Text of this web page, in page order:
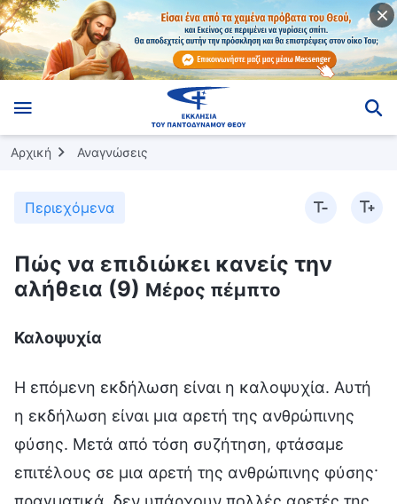
Αρχική Αναγνώσεις
Περιεχόμενα
Πώς να επιδιώκει κανείς την
αλήθεια (9) Μέρος πέμπτο
Καλοψυχία
Η επόμενη εκδήλωση είναι η καλοψυχία. Αυτή η εκδήλωση είναι μια αρετή της ανθρώπινης φύσης. Μετά από τόση συζήτηση, φτάσαμε επιτέλους σε μια αρετή της ανθρώπινης φύσης· πραγματικά, δεν υπάρχουν πολλές αρετές της ανθρώπινης φύσης. Η καλοψυχία είναι ένα είδος αρετής της ανθρώπινης φύσης. Εφόσον πρόκειται για αρετή, πρέπει να μιλήσουμε λεπτομερώς γι’ αυτήν, επειδή οι περισσότεροι άνθρωποι δεν διαθέτουν τις εκδηλώσεις των λίγων αρετών της ανθρώπινης φύσης που μπορούν να έχουν οι άνθρωποι. Ας ρίξουμε, λοιπόν, μια ματιά· πού έγκεινται οι αρετές της καλοψυχίας; (Καλοψυχία σημαίνει να είναι κάποιος σχετικά αυθεντικός. Όταν χειρίζεται πράγματα, οι άλλοι νιώθουν σχετικά καθησυχασμένοι. Κουβαλάει ένα φορτίο για να χειριστεί καλά τις εργασίες που του εμπιστεύονται οι άλλοι.) (Οι καλόψυχοι άνθρωποι έχουν σχετικά καλή ηθική διαγωγή, λαμβάνουν υπόψη τους άλλους και σκέφτονται για λογαριασμό των άλλων.) Σκέφτονται για λογαριασμό των άλλων· τι ευγενής στάση! Τέτοιοι άνθρωποι είναι ευγενείς· είναι όμως τόσο ευγενές πράγμα η καλοψυχία; (Όχι.) Πολύ απλά, καλοψυχία έχει ένας άνθρωπος όταν οι σκέψεις του δεν είναι πολύ περίπλοκες, αλλά είναι σχετικά απλές και δεν είναι ύπουλες· όταν είναι γενναιόδωρος και δεν είναι σκληρός απέναντι στους άλλους, ενώ στις αλληλεπιδράσεις του μαζί τους, δεν υπολογίζει προσωπικά κέρδη και απώλειες. Κάποιος τον προσβάλλει κι εκείνος εκνευρίζεται για λίγο, αλλά έπειτα σκέφτεται: «Ξέχνα το» και παύει ν’ ασχολείται με το ζήτημα. Κάποιος του χρωστάει λεφτά για πολύ καιρό χωρίς να του τα ξεπληρώνει, κι εκείνος συλλογίζεται το εξής: «Είναι ντροπή να του ζητήσω να πληρώσει. Άλλωστε, περνάει δύσκολα, κι εκείνη την περίοδο εγώ ήμουν σε καλύτερη οικονομική κατάσταση από αυτόν. Δάνεισα τα χρήματα κι αυτό είναι όλο. Θα θεωρήσω ότι βοήθησα έναν φτωχό και τέλος». Όπως βλέπεις, οι σκέψεις του δείχνουν σχετική μεγαλοψυχία και ανεκτικότητα. Για παράδειγμα, όταν οι άλλοι τον παρεξηγούν, δεν τον πειράζει και δεν υπερασπίζεται τον εαυτό του. Όταν οι άλλοι τον κρίνουν και τον αποκαλούν ανόητο, δεν τον νοιάζει. Όταν κάνει το καθήκον του, δεν νιώθει ότι είναι κουραστικό, ενώ κάνει και πράγματα που οι άλλοι δεν είναι πρόθυμοι να κάνουν. Κάποιος τον κοροϊδεύει, λέγοντας: «Όλοι οι άλλοι ξεκουράζονται· γιατί, λοιπόν, εσύ εργάζεσαι ακόμη;» Εκείνος απαντάει: «Τι πειράζει να κάνω λίγη περισσότερη δουλειά; Δεν με εξαντλεί. Μα είναι όντως δυνατόν να εξαντληθεί κανείς απ’ τη δουλειά; Δεν πειράζει αν δεν το κάνουν άλλοι. Εφόσον εγώ μπορώ να το κάνω, θα κάνω λίγη περισσότερη δουλειά». Δεν μεγαλοποιεί τέτοια ζητήματα, κι αναλαμβάνει δράση για να κάνει το έργο. Δεν δίνει μεγάλη σημασία στα κέρδη και τις απώλειες ούτε ασχολείται ιδιαίτερα με την υπόληψη ή τη θέση. Ακόμη κι όταν υφίσταται ο ίδιος απώλειες, δεν το αναφέρει. Όταν οι άλλοι αντιμετωπίζουν δυσκολίες, εκείνος παίρνει την πρωτοβουλία να βοηθήσει. Όταν παρέχει βοήθεια, δεν έχει κάποια πρόθεση ή κάποιον σκοπό, κι αν οι άλλοι θέλουν να του ανταποδώσουν μια χάρη, εκείνος θεωρεί ότι το να βοηθήσει λίγο δεν είναι και κάτι σπουδαίο, αλλά είναι κάτι που οφείλει να κάνει. Ακόμη κι αν οι άλλοι δεν εκτιμούν τη βοήθειά του αφού τη δώσει, εκείνος δεν δίνει σημασία σε τέτοια πράγματα. Όταν έρθει η στιγμή να βοηθήσει τους άλλους, και πάλι θα βοηθήσει. Υπάρχουν πολλοί τέτοιοι άνθρωποι; (Όχι πολλοί.) Δεν υπάρχουν πολλοί τέτοιοι άνθρωποι. Παρόλο που είναι καλόψυχοι, έχουν κάποια όρια στον τρόπο με τον οποίο φέρονται. Για παράδειγμα, κάποιοι άνθρωποι θέλουν πάντα να εκμεταλλεύονται έναν τέτοιον άνθρωπο, περνώντας τον για ανόητο. Αφού τον εκμεταλλευτούν, του λένε κάποια ευχάριστα λόγια για να τον καλοπιάσουν και, μετά από λίγο, τον εκμεταλλεύονται ξανά. Όταν ο καλόψυχος άνθρωπος βλέπει ότι δεν πρόκειται να τελειώσει ποτέ αυτό, δεν το κάνει θέμα, δεν τσακώνεται μαζί τους ούτε προσπαθεί να τους λογικέψει. Μέσα του, ξέρει ότι τέτοιοι άνθρωποι δεν είναι καλοί κι ότι δεν πρέπει να έχει σχέσεις μαζί τους, οπότε από εκεί κι έπειτα τους αγνοεί. Ωστόσο, δεν τους κρίνει πίσω από την πλάτη τους. Στη χειρότερη περίπτωση, όταν κάποιος ρωτάει για έναν τέτοιον άνθρωπο, εκείνος λέει: «Αυτός ο άνθρωπος απλώς θέλει να εκμεταλλεύεται λίγο τις καταστάσεις προς όφελός του». Δεν υπερβάλλει ούτε κρίνει τους ανθρώπους εκδηλώνοντας παρορμητικότητα· απλώς μιλάει για το συγκεκριμένο ζήτημα. Η ανθρώπινη φύση των καλόψυχων ανθρώπων είναι πραγματικά αρκετά καλή. Η αρετή τους είναι ότι δεν μεγαλοποιούν τα πράγματα. Ό,τι κι αν κάνουν, δεν ενεργούν με παρορμητικότητα ή με βάση τα συναισθήματα ή τα αισθήματά τους· κάνουν μόνο αυτό που οφείλουν να κάνουν οι άνθρωποι και εκπληρώνουν τις ευθύνες που οφείλουν να εκπληρώνουν οι άνθρωποι. Στο πλαίσιο των κανονικών διαπροσωπικών σχέσεων, κάνουν αυτό που οφείλουν να κάνουν· όταν μπορούν να κάνουν κάτι, δίνουν τον καλύτερό τους εαυτό για να το κάνουν, πασχίζοντας να βοηθήσουν τους άλλους, και μάλιστα επιδεικνύοντας ειλικρίνεια και σοβαρότητα. Κάποιοι από αυτούς δεν ζητούν καν οποιαδήποτε ανταμοιβή, αλλά σκέφτονται: «Απλώς βάζω ένα χεράκι. Δεν χρειάζεται να νιώθεις ότι μου χρωστάς πολλά ούτε χρειάζεται να νιώθεις ότι δεν θα μπορέσεις ποτέ να με ξεπληρώσεις απλώς και μόνο επειδή μου χρωστάς αυτό το λίγο, ούτε χρειάζεται να φέρεσαι μονίμως με δουλικότητα και υπερβολικό σεβασμό απέναντί μου. Δεν είναι απαραίτητο». Τέτοιοι άνθρωποι έχουν την καλύτερη ανθρώπινη φύση ανάμεσα στους ανθρώπους. Δεν είναι ύπουλοι ούτε είναι σκληροί απέναντι στους άλλους. Είναι εγκάρδιοι κι έχουν μια καλοσυνάτη πλευρά στην ανθρώπινη φύση τους. Κάνουν ό,τι είναι ικανοί να κάνουν, δεν δίνουν μεγάλη σημασία στα προσωπικά κέρδη και τις απώλειες και δεν νοιάζονται ιδιαίτερα για τις ανταμοιβές. Αυτό είναι μια αρετή της ανθρώπινης φύσης. Κοιτάξτε γύρω σας και δείτε ποιος διαθέτει τέτοιες αρετές. Αν ένας άνθρωπος διαθέτει τέτοιο χαρακτήρα, τότε μπορεί να θεωρηθεί καλός και αξιοπρεπής άνθρωπος ανάμεσα στη διεφθαρμένη ανθρωπότητα. Δεν μεγαλοποιεί τα πράγματα, δεν είναι ύπουλος, δεν είναι σκληρός απέναντι στους άλλους και τους βοηθάει χωρίς να επιζητεί κάποιο κέρδος. Είναι ιδιαίτερα ανεκτικός απέναντι στους άλλους και φέρεται με πολλή μεγαλοψυχία. Τι σημαίνει να είναι κανείς πολύ μεγαλόψυχος; Σημαίνει να μη μεγαλοποιεί διαρκώς ασήμαντα θέματα και να μην τρέφει πικρία όταν οι άλλοι τον εκμεταλλεύονται. Αυτό σημαίνει να είναι κανείς μεγαλόψυχος, και είναι μια σημαντική αρετή της ανθρώπινης φύσης. Η καλοψυχία είναι επίσης μια αρετή, και ομοίως και η μεγαλοψυχία. Δεν είναι όπως οι άνθρωποι που είναι μικροπρεπείς, που έχουν την τάση να είναι καχύποπτοι, που είναι ευαίσθητοι και ισχυρογνώμονες· αυτοί οι άνθρωποι μεγαλοποιούν διαρκώς τα ασήμαντα ζητήματα, θυμώνουν για ψύλλου πήδημα, γίνονται έξαλλοι, παίρνουν μια τρομακτικά ψυχρή έκφραση, αγνοούν οποιονδήποτε τους μιλάει και δεν σκέφτονται τίποτε άλλο πέρα από το πώς θα εκδικηθούν τους άλλους. Τίποτε από αυτά δεν είναι πράγματα που πρέπει να έχουν οι κανονικοί άνθρωποι. Οι καλόψυχοι άνθρωποι δεν σκέφτονται τέτοια περίπλοκα ζητήματα ούτε σκέφτονται με καχυποψία απέναντι στους άλλους. Τα πάντα μέσα τους είναι αυτό που θα πρέπει να έχουν οι κανονικοί άνθρωποι· συνάδουν ιδίως με τη συνείδηση και τη λογική της ανθρώπινης φύσης, καθώς και με το πρότυπο του αισθήματος δικαίου και της καλοσύνης στην ανθρώπινη φύση. Όταν έρχεσαι σ’ επαφή μαζί τους, νιώθεις πολύ χαλαρός και θεωρείς ότι τα πράγματα είναι πολύ απλά· δεν υπάρχουν τόσα προβληματικά ζητήματα και δεν χρειάζεται να είσαι επιφυλακτικός απέναντι σε κάτι. Δεν χρειάζεται να κάνεις υποθέσεις για το τι σκέφτονται ή να προσπαθείς να μαντέψεις. Ακόμη κι αν τους πληγώσεις άθελά σου, δεν χρειάζεται ν’ ανησυχείς για τυχόν συνέπειες· ασφαλώς, δεν χρειάζεται να υποστείς και οποιεσδήποτε συνέπειες. Όταν είσαι θυμωμένος, είναι πιθανό να εκδηλώσεις παρορμητικότητα και να τους φωνάξεις κάποια σκληρά λόγια, κι εκείνη τη στιγμή θα τσακωθούν και θα μαλώσουν μαζί σου, αλλά, μετά τον τσακωμό, δεν κρατάνε κακία ούτε μηχανορραφούν εναντίον σου ή σε εκδικούνται. Δεν χρειάζεται ν’ ανησυχείς ότι αν αποκτήσουν θέση, θα σου δυσκολέψουν τη ζωή ή θα σου κάνουν διαρκώς παρατηρήσεις ούτε χρειάζεται ν’ ανησυχείς ότι θα σε βάλουν στόχο χωρίς λόγο. Δεν έχουν τέτοια πράγματα μέσα τους· είναι τόσο απλοί. Σε καμία περίπτωση δεν θα σου κρατούσαν κάτι μανιάτικο από εκείνο το σημείο και μετά. Μόλις λήξει το ζήτημα, έληξε. Μετά, όταν σου μιλάνε, σου φέρονται και πάλι κανονικά. Ακόμη κι αν ήταν θυμωμένοι εκείνη τη στιγμή και τσακώθηκαν μαζί σου, δεν σου κρατάνε κακία μετά. Ξέρουν ότι είπες απλώς κάποια λόγια από θυμό, και μπορούν να το καταλάβουν: «Ποιος δεν λέει κάποια σκληρά λόγια όταν είναι θυμωμένος; Δεν έγινε από πρόθεση. Εξάλλου, όλοι έχουμε διεφθαρμένες διαθέσεις, όλοι είμαστε κακόκεφοι κάποιες φορές κι όλοι έχουμε παρορμητικότητα. Μετά, εφόσον ηρεμήσουμε όλοι, παραδεχθούμε τα λάθη μας και αναλογιστούμε το γεγονός ότι αποκαλύψαμε διεφθαρμένες διαθέσεις και δεν ενεργήσαμε σύμφωνα με τις αρχές, δεν υπάρχει πρόβλημα». Θα σε συγχωρήσουν, σε αντίθεση με τους κακούς ανθρώπους που σε καταδιώκουν αδιάκοπα και δεν πρόκειται να σταματήσουν μέχρι να σε καταστρέψουν. Οι καλόψυχοι άνθρωποι γενικά δεν έχουν καρδιά που ζητά εκδίκηση. Αν κάνεις κάτι που τους προσβάλει, μερικές φορές μπορεί να σε μισήσουν, αλλά σε καμία περίπτωση δεν θα παραβίαζαν την ηθική της ανθρώπινης φύσης και δεν θα χρησιμοποιούσαν ποταπά μέσα για να σε βασανίσουν. Παρόλο που έχουν διεφθαρμένες διαθέσεις και μπορεί να πουν ή να κάνουν κάποια πράγματα με βάση αυτές τις διεφθαρμένες διαθέσεις —όπως ν’ αναφέρουν λάθη που έχεις κάνει στο παρελθόν ή να σε κλαδέψουν— δεν θα κατασκεύαζαν πράγματα από το πουθενά ούτε θα χρησιμοποιούσαν τη δύναμη που ασκούν για να σου επιτεθούν ή να σε εκδικηθούν. Ακόμη κι αν θελήσουν να σου επιτεθούν ή να σε εκδικηθούν κι έχουν μια τέτοια διεφθαρμένη διάθεση, επειδή η ανθρώπινη φύση τους διαθέτει την αρετή της καλοψυχίας, όταν θελήσουν να εκδικηθούν, θα συγκρατηθούν και θα είναι σε θέση να διατηρήσουν τα πράγματα στα σωστά όρια. Αν ένας διεφθαρμένος άνθρωπος με δύναμη μπορεί και πάλι να πετύχει αυτό το επίπεδο, αυτό είναι ήδη αρκετά αξιέπαινο. Οι περισσότεροι άνθρωποι, αν δεν διαθέτουν αυτήν